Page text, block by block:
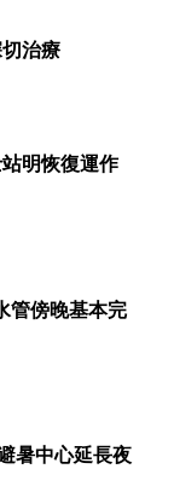
治療
明恢復運作
管傍晚基本完
暑中心延長夜